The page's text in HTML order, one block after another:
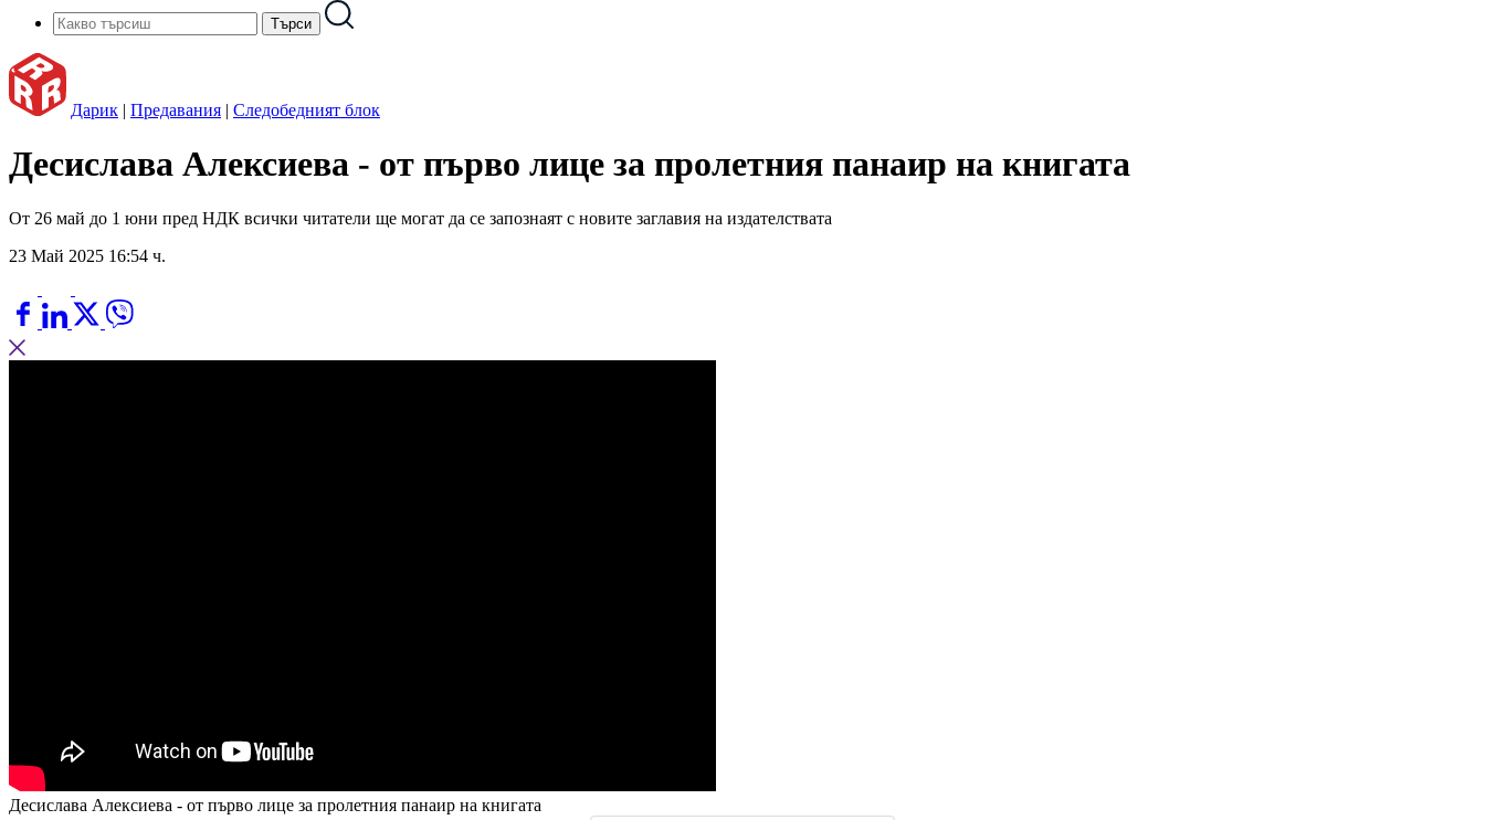
Дарик | Предавания | Следобедният блок
Десислава Алексиева - от първо лице за пролетния панаир на книгата
От 26 май до 1 юни пред НДК всички читатели ще могат да се запознаят с новите заглавия на издателствата
23 Май 2025 16:54 ч.
Десислава Алексиева - от първо лице за пролетния панаир на книгата